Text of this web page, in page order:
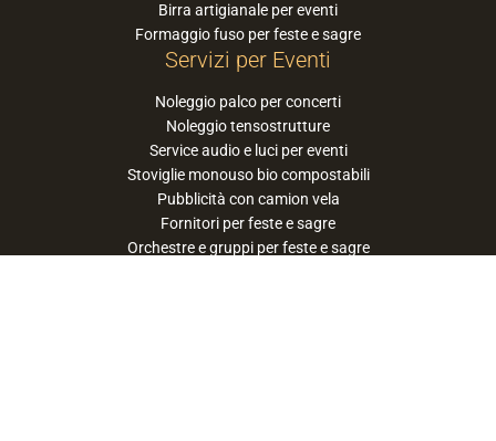
Birra artigianale per eventi
Formaggio fuso per feste e sagre
Servizi per Eventi
Noleggio palco per concerti
Noleggio tensostrutture
Service audio e luci per eventi
Stoviglie monouso bio compostabili
Pubblicità con camion vela
Fornitori per feste e sagre
Orchestre e gruppi per feste e sagre